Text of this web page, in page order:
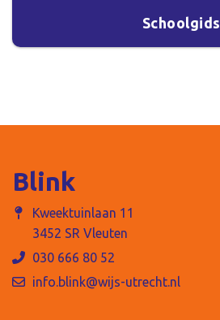
Schoolgids
Blink
Kweektuinlaan 11
3452 SR Vleuten
030 666 80 52
info.blink@wijs-utrecht.nl